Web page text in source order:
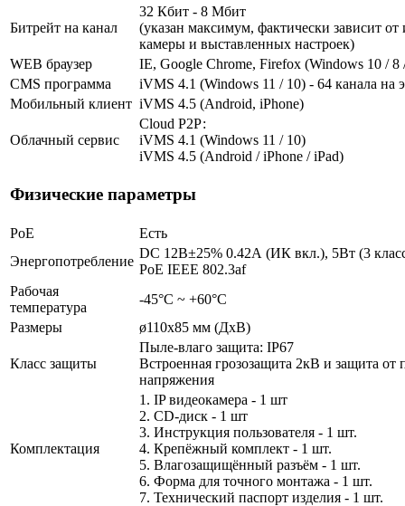
Битрейт на канал
32 Кбит - 8 Мбит
(указан максимум, фактически зависит от
камеры и выставленных настроек)
WEB браузер
IE, Google Chrome, Firefox (Windows 10 / 8
CMS программа
iVMS 4.1 (Windows 11 / 10) - 64 канала на
Мобильный клиент iVMS 4.5 (Android, iPhone)
Облачный сервис
Cloud Р2Р:
iVMS 4.1 (Windows 11 / 10)
iVMS 4.5 (Android / iPhone / iPad)
Физические параметры
PoE
Есть
Энергопотребление
DC 12В±25% 0.42А (ИК вкл.), 5Вт (3
PoE IEEE 802.3af
Рабочая
температура
-45°С ~ +60°С
Размеры
ø110х85 мм (ДхВ)
Класс защиты
Пыле-влаго защита: IP67
Встроенная грозозащита 2кВ и защита от
напряжения
Комплектация
1. IP видеокамера - 1 шт
2. СD-диск - 1 шт
3. Инструкция пользователя - 1 шт.
4. Крепёжный комплект - 1 шт.
5. Влагозащищённый разъём - 1 шт.
6. Форма для точного монтажа - 1 шт.
7. Технический паспорт изделия - 1 шт.